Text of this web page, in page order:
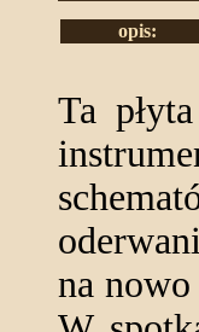
opis:
Ta
na